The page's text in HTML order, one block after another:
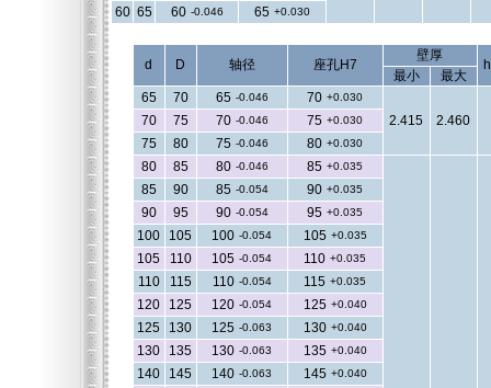
60 65 60 -0.046 65 +0.030
d D 轴径 座孔H7
壁厚
最小
最大
65
70 65 -0.046 70 +0.030
2.415 2.460
70 75 70 -0.046 75 +0.030
75 80 75 -0.046 80 +0.030
80 85 80 -0.046 85 +0.035
85 90 85 -0.054 90 +0.035
90 95 90 -0.054 95 +0.035
100 105 100 -0.054 105 +0.035
105 110 105 -0.054 110 +0.035
110 115 110 -0.054 115 +0.035
120 125 120 -0.054 125 +0.040
125 130 125 -0.063 130 +0.040
130 135 130 -0.063 135 +0.040
140 145 140 -0.063 145 +0.040